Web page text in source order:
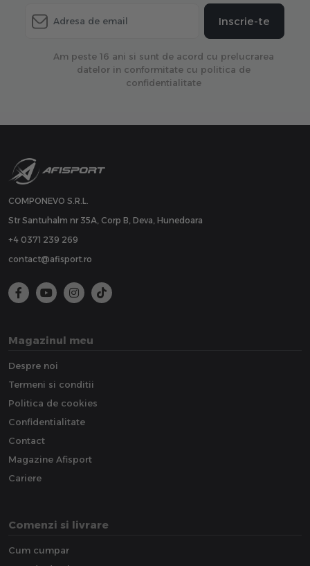
Inscrie-te
Am peste 16 ani si sunt de acord cu prelucrarea
datelor in conformitate cu politica de
confidentialitate
COMPONEVO S.R.L.
Str Santuhalm nr 35A, Corp B, Deva, Hunedoara
+4 0371 239 269
contact@afisport.ro
Magazinul meu
Despre noi
Termeni si conditii
Politica de cookies
Confidentialitate
Contact
Magazine Afisport
Cariere
Comenzi si livrare
Cum cumpar